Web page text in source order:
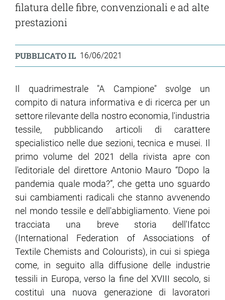
filatura delle fibre, convenzionali e ad alte
prestazioni
PUBBLICATO IL 16/06/2021
Il quadrimestrale "A Campione" svolge un
compito di natura informativa e di ricerca per un
settore rilevante della nostro economia, l'industria
tessile, pubblicando articoli di carattere
specialistico nelle due sezioni, tecnica e musei. Il
primo volume del 2021 della rivista apre con
l'editoriale del direttore Antonio Mauro “Dopo la
pandemia quale moda?”, che getta uno sguardo
sui cambiamenti radicali che stanno avvenendo
nel mondo tessile e dell'abbigliamento. Viene poi
tracciata una breve storia dell'Ifatcc
(International Federation of Associations of
Textile Chemists and Colourists), in cui si spiega
come, in seguito alla diffusione delle industrie
tessili in Europa, verso la fine del XVIII secolo, si
costituì una nuova generazione di lavoratori